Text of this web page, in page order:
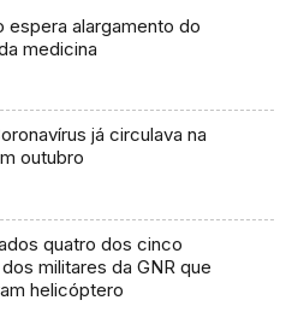
espera alargamento do
medicina
já circulava na
outubro
quatro dos cinco
militares da GNR que
helicóptero